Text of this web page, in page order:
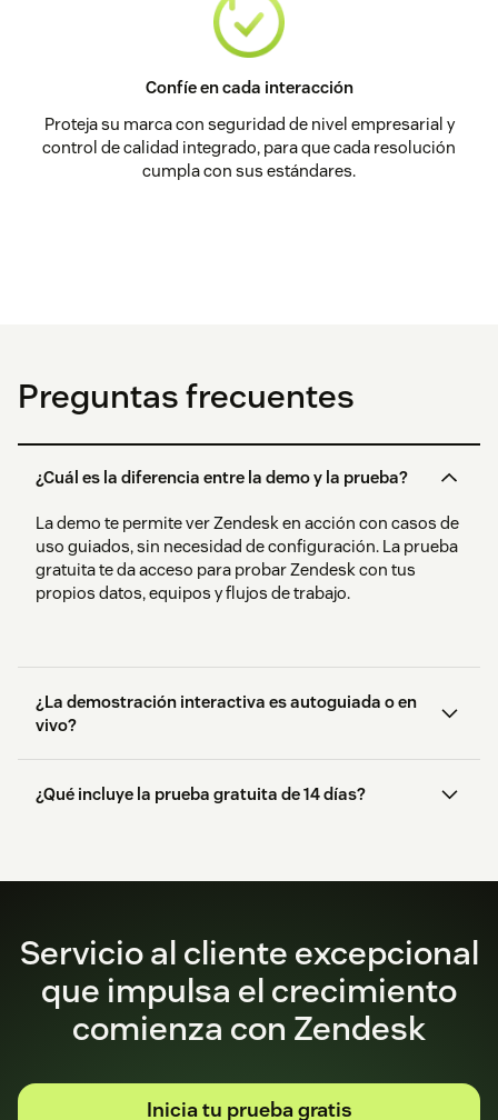
Confíe en cada interacción
Proteja su marca con seguridad de nivel empresarial y
control de calidad integrado, para que cada resolución
cumpla con sus estándares.
Preguntas frecuentes
¿Cuál es la diferencia entre la demo y la prueba?
La demo te permite ver Zendesk en acción con casos de
uso guiados, sin necesidad de configuración. La prueba
gratuita te da acceso para probar Zendesk con tus
propios datos, equipos y flujos de trabajo.
¿La demostración interactiva es autoguiada o en
vivo?
¿Qué incluye la prueba gratuita de 14 días?
Servicio al cliente excepcional
que impulsa el crecimiento
comienza con Zendesk
Inicia tu prueba gratis